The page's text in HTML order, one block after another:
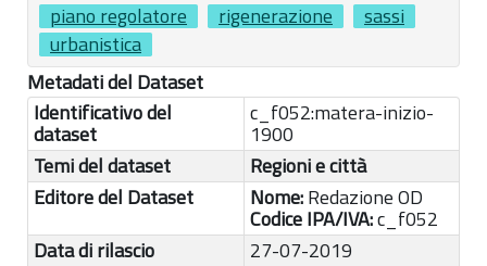
piano regolatore rigenerazione
sassi
urbanistica
Metadati del Dataset
Identificativo del
dataset
c_f052:matera-inizio-
1900
Temi del dataset
Regioni e città
Editore del Dataset
Nome:Redazione OD
Codice IPA/IVA:c_f052
Data di rilascio
27-07-2019